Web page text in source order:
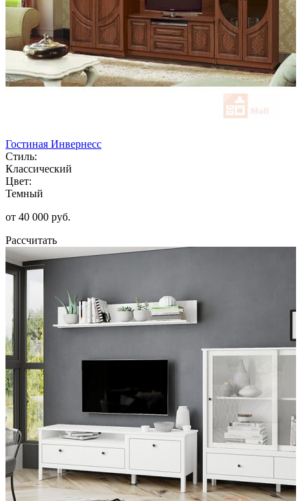
Гостиная Инвернесс
Стиль:
Классический
Цвет:
Темный
от 40 000 руб.
Рассчитать